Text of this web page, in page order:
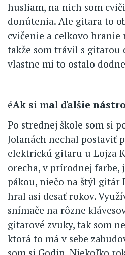
husliam, na nich som
donútenia. Ale gitara to
cvičenie a celkovo hranie
takže som trávil s gitarou
vlastne mi to ostalo
éAk si mal ďalšie
Po strednej škole som si
Jolanách nechal postaviť
elektrickú gitaru u Lojza
orecha, v prírodnej farbe,
pákou, niečo na štýl gitár
hral asi desať rokov.
snímače na rôzne
gitarové zvuky, tak som
ktorá to má v sebe